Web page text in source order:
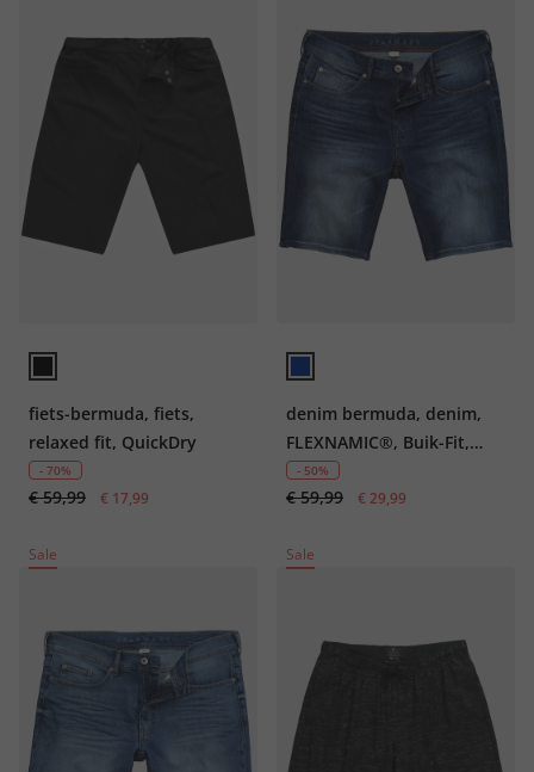
fiets-bermuda, fiets,
relaxed fit, QuickDry
- 70%
€ 59,99 € 17,99
denim bermuda, denim,
FLEXNAMIC®, Buik-Fit,
gerecyclede polyester
- 50%
€ 59,99 € 29,99
Sale Sale